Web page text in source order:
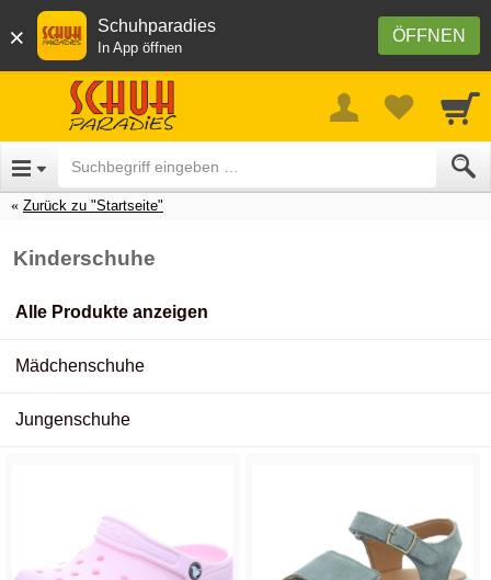
× ÖFFNEN
Schuhparadies
In App öffnen
Zurück zu "Startseite"
Kinderschuhe
Alle Produkte anzeigen
Mädchenschuhe
Jungenschuhe